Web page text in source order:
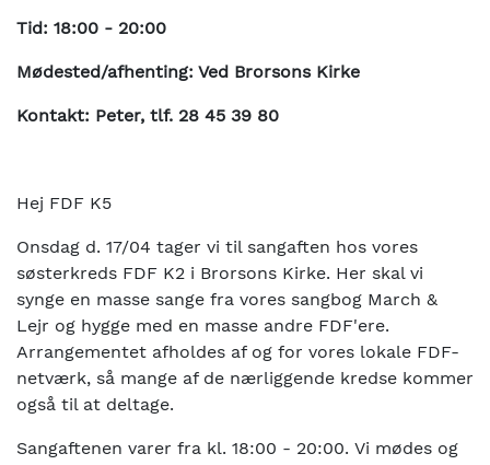
Tid: 18:00 - 20:00
Mødested/afhenting: Ved Brorsons Kirke
Kontakt: Peter, tlf. 28 45 39 80
Hej FDF K5
Onsdag d. 17/04 tager vi til sangaften hos vores
søsterkreds FDF K2 i Brorsons Kirke. Her skal vi
synge en masse sange fra vores sangbog March &
Lejr og hygge med en masse andre FDF'ere.
Arrangementet afholdes af og for vores lokale FDF-
netværk, så mange af de nærliggende kredse kommer
også til at deltage.
Sangaftenen varer fra kl. 18:00 - 20:00. Vi mødes og